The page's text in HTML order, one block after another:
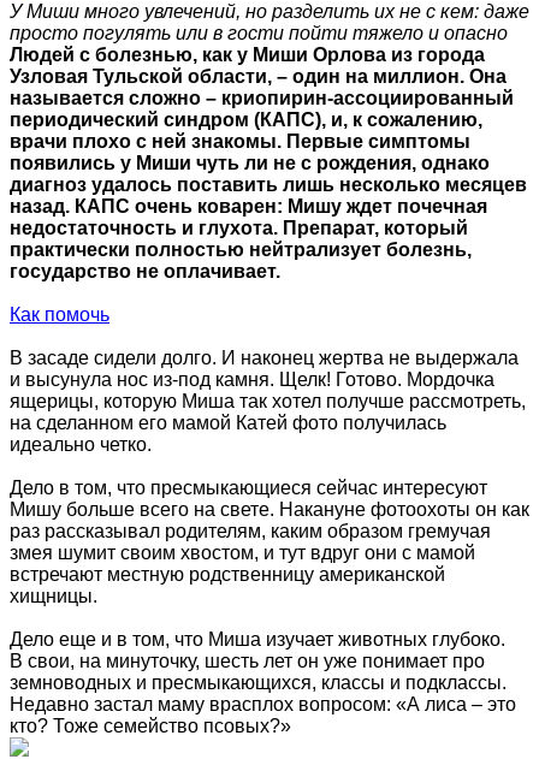
У Миши много увлечений, но разделить их не с кем: даже
просто погулять или в гости пойти тяжело и опасно
Людей с болезнью, как у Миши Орлова из города
Узловая Тульской области, – один на миллион. Она
называется сложно – криопирин-ассоциированный
периодический синдром (КАПС), и, к сожалению,
врачи плохо с ней знакомы. Первые симптомы
появились у Миши чуть ли не с рождения, однако
диагноз удалось поставить лишь несколько месяцев
назад. КАПС очень коварен: Мишу ждет почечная
недостаточность и глухота. Препарат, который
практически полностью нейтрализует болезнь,
государство не оплачивает.
Как помочь
В засаде сидели долго. И наконец жертва не выдержала
и высунула нос из-под камня. Щелк! Готово. Мордочка
ящерицы, которую Миша так хотел получше рассмотреть,
на сделанном его мамой Катей фото получилась
идеально четко.
Дело в том, что пресмыкающиеся сейчас интересуют
Мишу больше всего на свете. Накануне фотоохоты он как
раз рассказывал родителям, каким образом гремучая
змея шумит своим хвостом, и тут вдруг они с мамой
встречают местную родственницу американской
хищницы.
Дело еще и в том, что Миша изучает животных глубоко.
В свои, на минуточку, шесть лет он уже понимает про
земноводных и пресмыкающихся, классы и подклассы.
Недавно застал маму врасплох вопросом: «А лиса – это
кто? Тоже семейство псовых?»